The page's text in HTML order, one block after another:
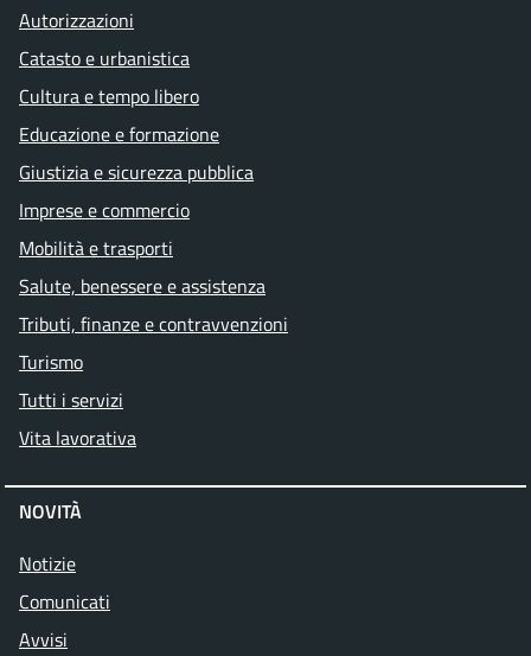
Autorizzazioni
Catasto e urbanistica
Cultura e tempo libero
Educazione e formazione
Giustizia e sicurezza pubblica
Imprese e commercio
Mobilità e trasporti
Salute, benessere e assistenza
Tributi, finanze e contravvenzioni
Turismo
Tutti i servizi
Vita lavorativa
NOVITÀ
Notizie
Comunicati
Avvisi